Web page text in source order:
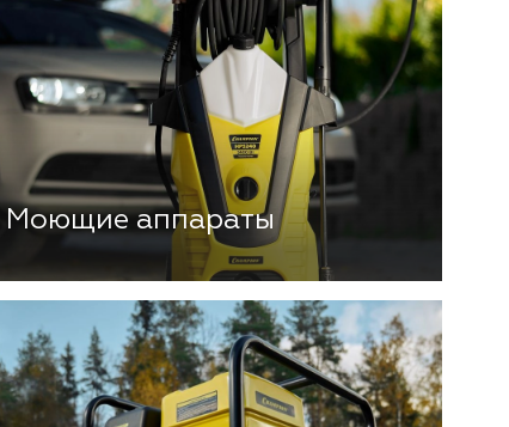
Моющие аппараты